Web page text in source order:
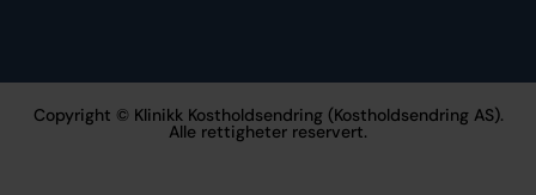
Copyright © Klinikk Kostholdsendring (Kostholdsendring AS).
Alle rettigheter reservert.